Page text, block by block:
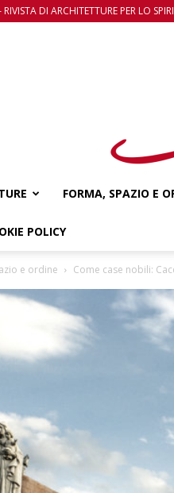
DI ARCHITETTURE PER LO
FORMA, SPAZIO E
POLICY
e ordine Come case nobili: